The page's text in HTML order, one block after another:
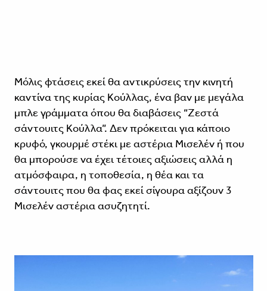
Μόλις φτάσεις εκεί θα αντικρύσεις την κινητή
καντίνα της κυρίας Κούλλας, ένα βαν με μεγάλα
μπλε γράμματα όπου θα διαβάσεις “Ζεστά
σάντουιτς Κούλλα”. Δεν πρόκειται για κάποιο
κρυφό, γκουρμέ στέκι με αστέρια Μισελέν ή που
θα μπορούσε να έχει τέτοιες αξιώσεις αλλά η
ατμόσφαιρα, η τοποθεσία, η θέα και τα
σάντουιτς που θα φας εκεί σίγουρα αξίζουν 3
Μισελέν αστέρια ασυζητητί.